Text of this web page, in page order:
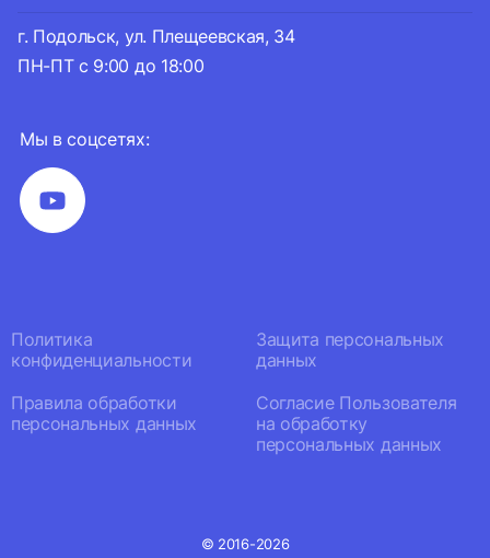
Мы в соцсетях:
г. Подольск, ул. Плещеевская, 34
ПН-ПТ с 9:00 до 18:00
Политика
конфиденциальности
Защита персональных
данных
Правила обработки
персональных данных
Согласие Пользователя
на обработку
персональных данных
© 2016-2026